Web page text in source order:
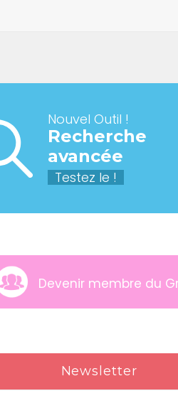
Nouvel Outil !
Recherche
avancée
Testez le !
Devenir membre du
Newsletter